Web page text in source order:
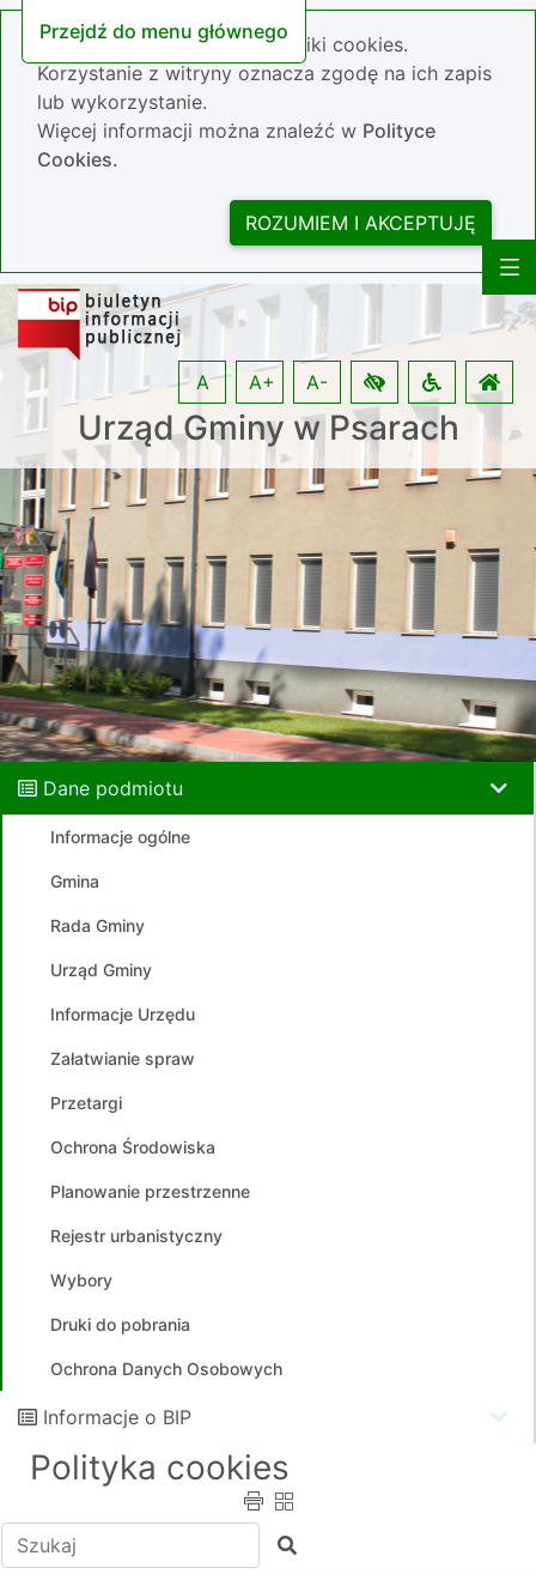
Przejdź do menu głównego
Nasza strona wykorzystuje pliki cookies.
Korzystanie z witryny oznacza zgodę na ich zapis
lub wykorzystanie.
Więcej informacji można znaleźć w Polityce
Cookies.
ROZUMIEM I AKCEPTUJĘ
Urząd Gminy w Psarach
A A+ A-
Dane podmiotu
Informacje ogólne
Gmina
Rada Gminy
Urząd Gminy
Informacje Urzędu
Załatwianie spraw
Przetargi
Ochrona Środowiska
Planowanie przestrzenne
Rejestr urbanistyczny
Wybory
Druki do pobrania
Ochrona Danych Osobowych
Informacje o BIP
Polityka cookies
Wpisz tekst do wyszukania Szukaj